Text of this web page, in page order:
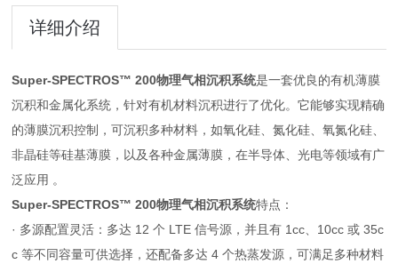
详细介绍
Super-SPECTROS™ 200物理气相沉积系统是一套优良的有机薄膜
沉积和金属化系统，针对有机材料沉积进行了优化。它能够实现精确
的薄膜沉积控制，可沉积多种材料，如氧化硅、氮化硅、氧氮化硅、
非晶硅等硅基薄膜，以及各种金属薄膜，在半导体、光电等领域有广
泛应用 。
Super-SPECTROS™ 200物理气相沉积系统特点：
· 多源配置灵活：多达 12 个 LTE 信号源，并且有 1cc、10cc 或 35c
c 等不同容量可供选择，还配备多达 4 个热蒸发源，可满足多种材料